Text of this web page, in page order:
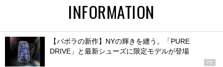
INFORMATION
【バボラの新作】NYの輝きを纏う。「PURE
DRIVE」と最新シューズに限定モデルが登場
PR